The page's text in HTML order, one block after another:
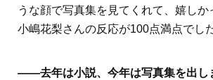
うな顔で写真集を見てくれて、嬉しか
小嶋花梨さんの反応が100点満点でし
――去年は小説、今年は写真集を出し